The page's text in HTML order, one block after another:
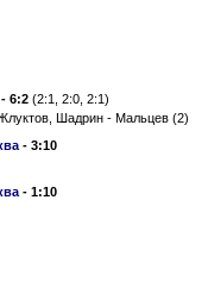
- 6:2 (2:1, 2:0, 2:1)
Шадрин - Мальцев (2)
- 3:10
- 1:10